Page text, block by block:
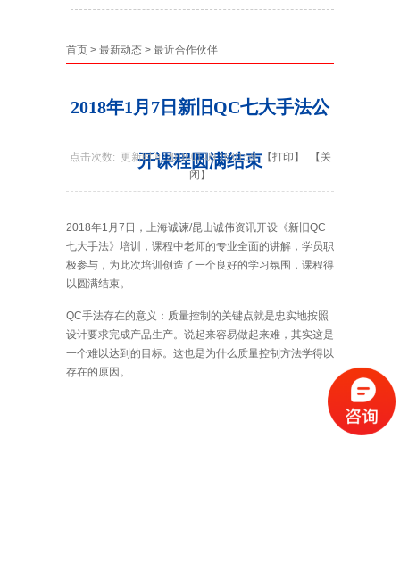
首页 > 最新动态 > 最近合作伙伴
2018年1月7日新旧QC七大手法公
开课程圆满结束
点击次数: 更新时间:2018-01-09 16:01:59 【打印】
【关
闭】
2018年1月7日，上海诚谏/昆山诚伟资讯开设《新旧QC
七大手法》培训，课程中老师的专业全面的讲解，学员职
极参与，为此次培训创造了一个良好的学习氛围，课程得
以圆满结束。
QC手法存在的意义：质量控制的关键点就是忠实地按照
设计要求完成产品生产。说起来容易做起来难，其实这是
一个难以达到的目标。这也是为什么质量控制方法学得以
存在的原因。